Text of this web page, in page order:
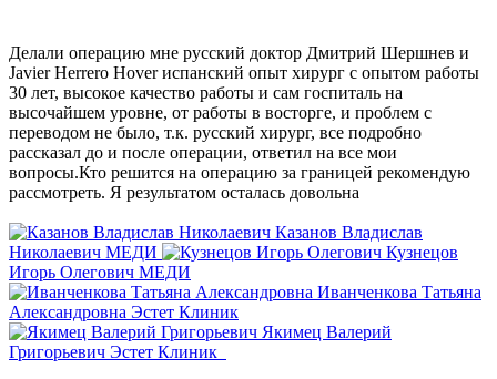
Делали операцию мне русский доктор Дмитрий Шершнев и
Javier Herrero Hover испанский опыт хирург с опытом работы
30 лет, высокое качество работы и сам госпиталь на
высочайшем уровне, от работы в восторге, и проблем с
переводом не было, т.к. русский хирург, все подробно
рассказал до и после операции, ответил на все мои
вопросы.Кто решится на операцию за границей рекомендую
рассмотреть. Я результатом осталась довольна
Казанов Владислав
Николаевич МЕДИ
Кузнецов
Игорь Олегович МЕДИ
Иванченкова Татьяна
Александровна Эстет Клиник
Якимец Валерий
Григорьевич Эстет Клиник